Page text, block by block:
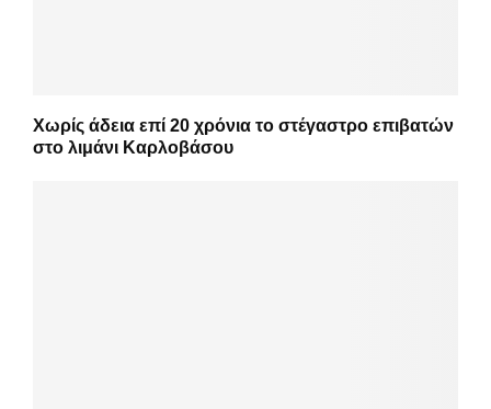
Χωρίς άδεια επί 20 χρόνια το στέγαστρο επιβατών
στο λιμάνι Καρλοβάσου